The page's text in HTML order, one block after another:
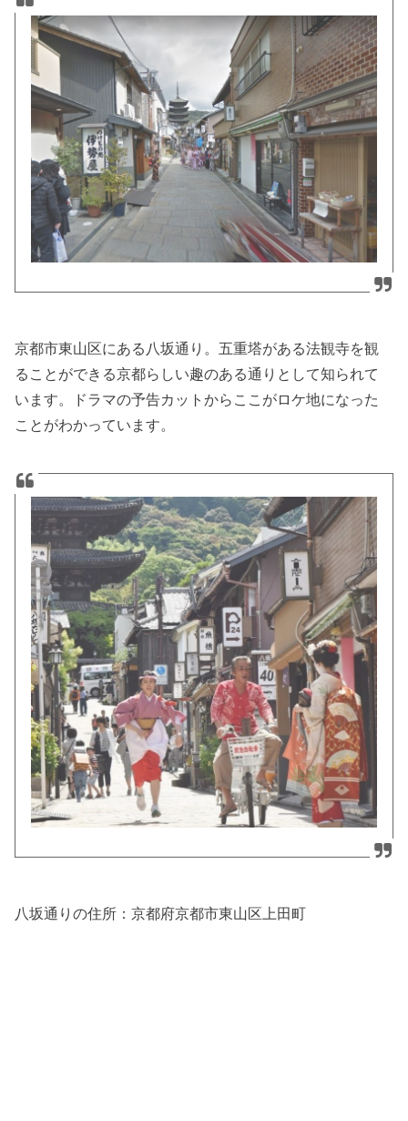
京都市東山区にある八坂通り。五重塔がある法観寺を観
ることができる京都らしい趣のある通りとして知られて
います。ドラマの予告カットからここがロケ地になった
ことがわかっています。
八坂通りの住所：京都府京都市東山区上田町